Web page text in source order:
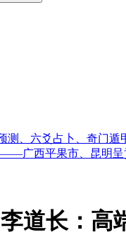
测、六爻占卜、奇门
广西平果市、昆明呈
道长：高